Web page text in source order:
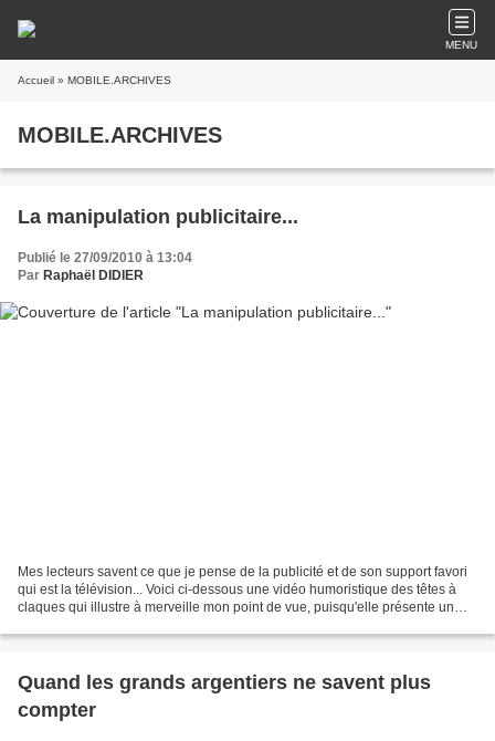
MENU
Accueil » MOBILE.ARCHIVES
MOBILE.ARCHIVES
La manipulation publicitaire...
Publié le 27/09/2010 à 13:04
Par Raphaël DIDIER
Mes lecteurs savent ce que je pense de la publicité et de son support favori
qui est la télévision... Voici ci-dessous une vidéo humoristique des têtes à
claques qui illustre à merveille mon point de vue, puisqu'elle présente un
Quand les grands argentiers ne savent plus
compter